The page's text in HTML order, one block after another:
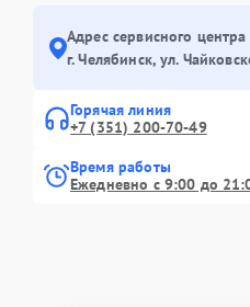
Адрес сервисного
г. Челябинск, ул.
Горячая линия
+7 (351) 200-70-49
Время работы
Ежедневно с 9:00 до